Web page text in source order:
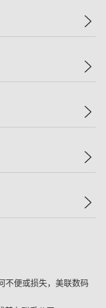
不便或损失，美联数码